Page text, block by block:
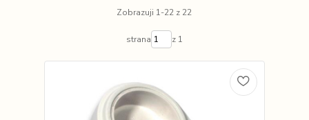
Zobrazuji 1-22 z 22
strana z 1